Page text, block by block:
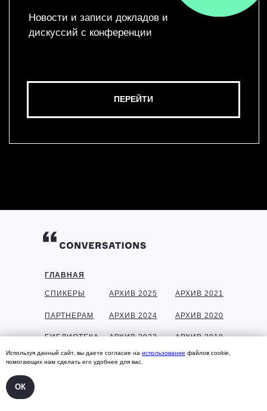
Используя данный сайт, вы даете согласие на использование файлов cookie,
помогающих нам сделать его удобнее для вас.
ОК
ГЛАВНАЯ
СПИКЕРЫ
ПАРТНЕРАМ
БИБЛИОТЕКА
ГАЛЕРЕЯ
АРХИВ 2025
АРХИВ 2024
АРХИВ 2023
АРХИВ 2022
АРХИВ 2021
АРХИВ 2020
АРХИВ 2019
АРХИВ 2018